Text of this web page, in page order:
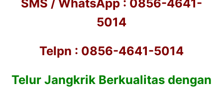
SMS / WhatsApp : 0856-4641-
5014
Telpn : 0856-4641-5014
Telur Jangkrik Berkualitas dengan